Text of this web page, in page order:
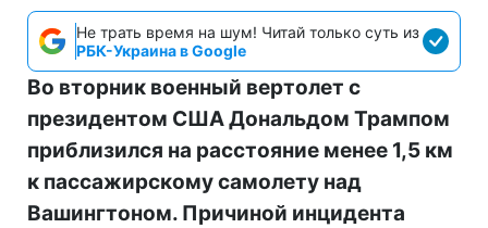
Не трать время на шум! Читай только суть из
РБК-Украина в Google
Во вторник военный вертолет с
президентом США Дональдом Трампом
приблизился на расстояние менее 1,5 км
к пассажирскому самолету над
Вашингтоном. Причиной инцидента